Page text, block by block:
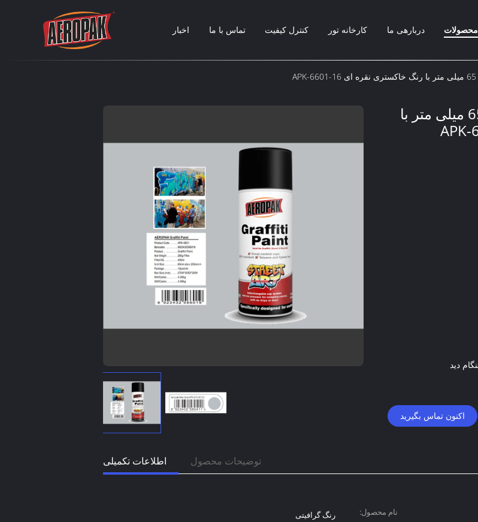
محصولات دربارهی ما کارخانه تور کنترل کیفیت تماس با ما اخبار
نقاشی دیواری گرافیتی با قطر 65 میلی متر با
اکنون تماس بگیرید
اطلاعات تکمیلی توضیحات محصول
نام محصول:
رنگ گرافیتی